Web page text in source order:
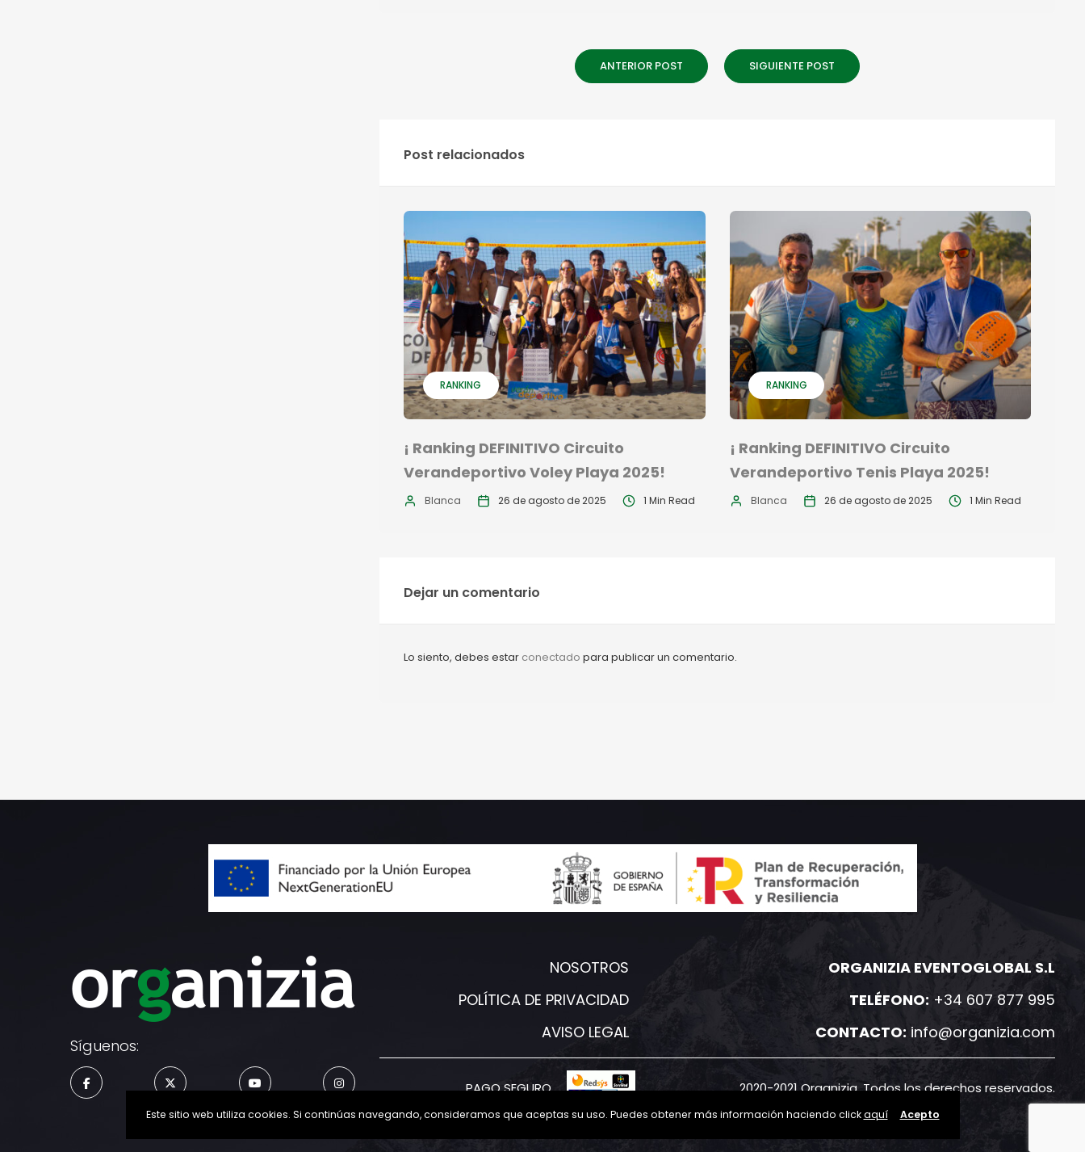
ANTERIOR POST SIGUIENTE POST
Post relacionados
RANKING
¡ Ranking DEFINITIVO Circuito
Verandeportivo Voley Playa 2025!
Blanca 26 de agosto de 2025 1 Min Read
RANKING
¡ Ranking DEFINITIVO Circuito
Verandeportivo Tenis Playa 2025!
Blanca 26 de agosto de 2025 1 Min Read
Dejar un comentario
Lo siento, debes estar conectado para publicar un comentario.
Síguenos:
NOSOTROS
POLÍTICA DE PRIVACIDAD
AVISO LEGAL
ORGANIZIA EVENTOGLOBAL S.L
TELÉFONO: +34 607 877 995
CONTACTO: info@organizia.com
PAGO SEGURO 2020-2021 Organizia. Todos los derechos reservados.
Este sitio web utiliza cookies. Si continúas navegando, consideramos que aceptas su uso. Puedes obtener más información haciendo clickaquí Acepto